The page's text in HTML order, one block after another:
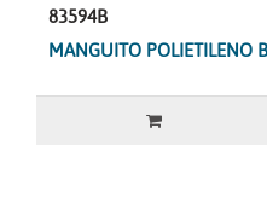
83594B
MANGUITO POLIETILENO